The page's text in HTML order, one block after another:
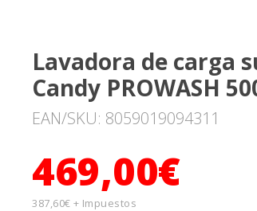
Lavadora de carga
Candy PROWASH
EAN/SKU: 8059019094311
469,00€
387,60€ + Impuestos